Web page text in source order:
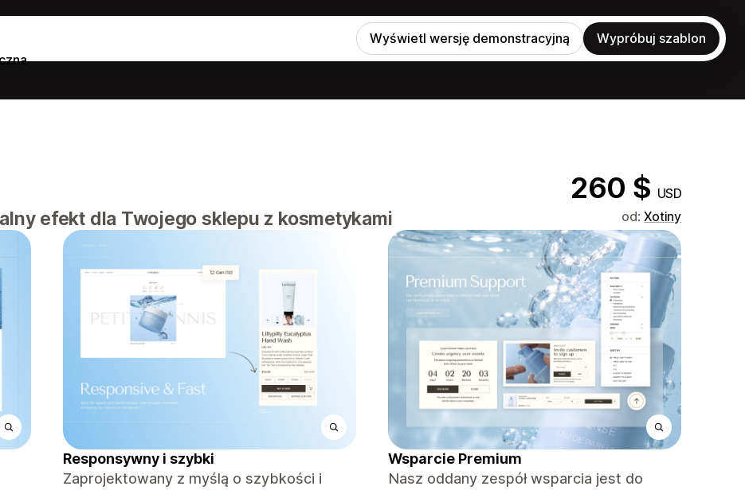
Wyświetl wersję demonstracyjną Wypróbuj szablon
260 $ USD
efekt dla Twojego sklepu z kosmetykami od: Xotiny
Responsywny i szybki
Zaprojektowany z myślą o szybkości i
Wsparcie Premium
Nasz oddany zespół wsparcia jest do